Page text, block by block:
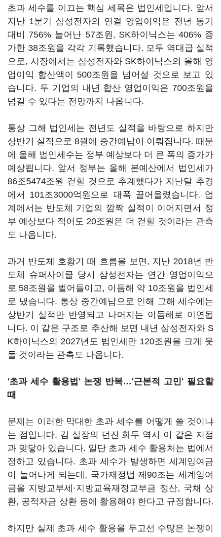
초과 세수를 이끄는 핵심 세목은 법인세입니다. 앞서
지난 1분기 삼성전자의 연결 영업이익은 전년 동기
대비 756% 늘어난 57조원, SK하이닉스는 406% 증
가한 38조원을 각각 기록했습니다. 모두 역대급 실적
으로, 시장에서는 삼성전자와 SK하이닉스의 올해 영
업이익 합산액이 500조원을 넘어설 것으로 보고 있
습니다. 두 기업의 내년 합산 영업이익은 700조원을
넘길 수 있다는 전망까지 나옵니다.
통상 그해 법인세는 전년도 실적을 바탕으로 하지만
상반기 실적으로 8월에 중간예납이 이뤄집니다. 때문
에 올해 법인세수는 정부 예상보다 더 큰 폭의 증가가
예상됩니다. 앞서 정부는 올해 본예산에서 법인세가
86조5474조원 걷힐 것으로 추계했다가 지난달 추경
에서 101조3000억원으로 대폭 끌어올렸습니다. 업
계에서는 반도체 기업의 깜짝 실적이 이어지면서 정
부 예상보다 적어도 20조원은 더 걷힐 것이라는 관측
도 나옵니다.
과거 반도체 호황기 때 흐름을 보면, 지난 2018년 반
도체 슈퍼사이클 당시 삼성전자는 연간 영업이익으
로 58조원을 벌어들이고, 이듬해 약 10조원을 법인세
로 냈습니다. 통상 중간예납으로 인해 그해 세수에는
상반기 실적만 반영되고 나머지는 이듬해로 이연됩
니다. 이 같은 구조로 추산해 보면 내년 삼성전자와 S
K하이닉스의 2027년도 법인세만 120조원을 크게 웃
돌 것이라는 관측도 나옵니다.
'초과 세수 활용법' 논쟁 반복…'근본적 고민' 필요할
때
문제는 이러한 막대한 초과 세수를 어떻게 쓸 것이냐
는 점입니다. 김 실장의 던진 화두 역시 이 같은 지점
과 맞닿아 있습니다. 일단 초과 세수 활용처는 법에서
정하고 있습니다. 초과 세수가 발생하면 세계잉여금
이 늘어나게 되는데, 국가재정법 제90조는 세계잉여
금을 지방교부세·지방교육재정교부금 정산, 국채 상
환, 공적자금 상환 등에 활용해야 한다고 규정합니다.
하지만 실제 초과 세수 활용을 두고선 수많은 논쟁이